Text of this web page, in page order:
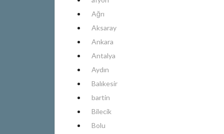
Ağrı
Aksaray
Ankara
Antalya
Aydın
Balıkesir
bartin
Bilecik
Bolu